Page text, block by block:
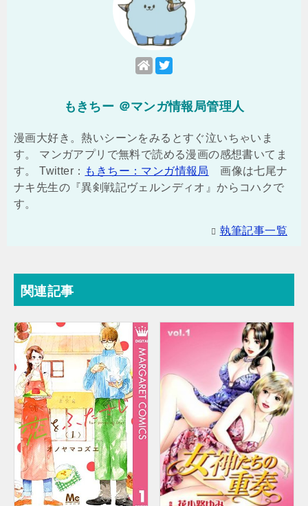
もきちー ＠マンガ情報局管理人
漫画大好き。熱いシーンをみるとすぐ泣いちゃいま
す。 マンガアプリで無料で読める漫画の感想書いてま
す。 Twitter： もきちー：マンガ情報局
画像は七尾ナ
ナキ先生の『異剣戦記ヴェルンディオ』からコハクで
す。
執筆記事一覧
関連記事